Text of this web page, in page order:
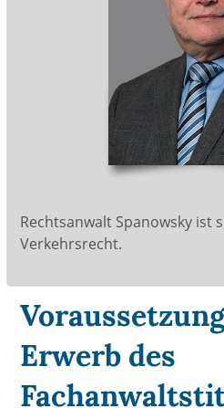
Rechtsanwalt Spanowsky ist
Verkehrsrecht.
Erwerb des